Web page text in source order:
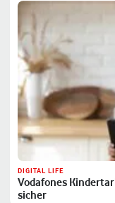
DIGITAL LIFE
Vodafones
sicher